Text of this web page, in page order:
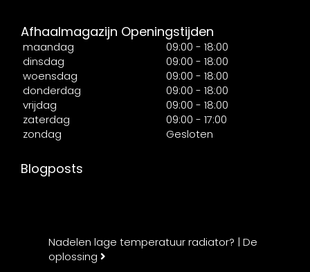
Afhaalmagazijn Openingstijden
maandag
09:00 - 18:00
dinsdag
09:00 - 18:00
woensdag
09:00 - 18:00
donderdag
09:00 - 18:00
vrijdag
09:00 - 18:00
zaterdag
09:00 - 17:00
zondag
Gesloten
Blogposts
Nadelen lage temperatuur radiator? | De
oplossing